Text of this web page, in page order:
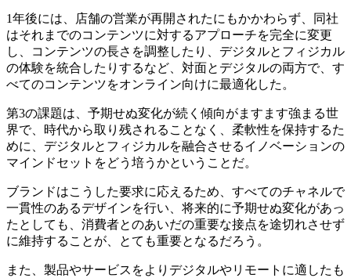
1年後には、店舗の営業が再開されたにもかかわらず、同社
はそれまでのコンテンツに対するアプローチを完全に変更
し、コンテンツの長さを調整したり、デジタルとフィジカル
の体験を統合したりするなど、対面とデジタルの両方で、す
べてのコンテンツをオンライン向けに最適化した。
第3の課題は、予期せぬ変化が続く傾向がますます強まる世
界で、時代から取り残されることなく、柔軟性を保持するた
めに、デジタルとフィジカルを融合させるイノベーションの
マインドセットをどう培うかということだ。
ブランドはこうした要求に応えるため、すべてのチャネルで
一貫性のあるデザインを行い、将来的に予期せぬ変化があっ
たとしても、消費者とのあいだの重要な接点を途切れさせず
に維持することが、とても重要となるだろう。
また、製品やサービスをよりデジタルやリモートに適したも